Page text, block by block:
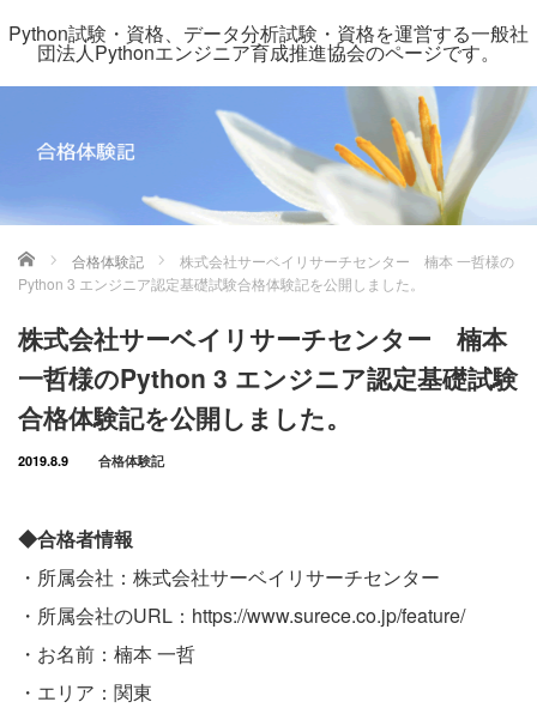
Python試験・資格、データ分析試験・資格を運営する一般社
団法人Pythonエンジニア育成推進協会のページです。
ホーム 合格体験記
株式会社サーベイリサーチセンター 楠本 一哲様の
Python 3 エンジニア認定基礎試験合格体験記を公開しました。
株式会社サーベイリサーチセンター 楠本
一哲様のPython 3 エンジニア認定基礎試験
合格体験記を公開しました。
2019.8.9 合格体験記
◆合格者情報
・所属会社：株式会社サーベイリサーチセンター
・所属会社のURL： https://www.surece.co.jp/feature/
・お名前：楠本 一哲
・エリア：関東